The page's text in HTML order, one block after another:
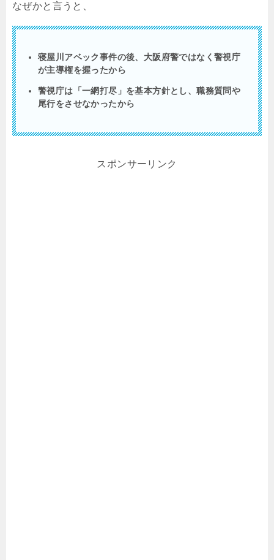
なぜかと言うと、
寝屋川アベック事件の後、大阪府警ではなく警視庁
が主導権を握ったから
警視庁は「一網打尽」を基本方針とし、職務質問や
尾行をさせなかったから
スポンサーリンク